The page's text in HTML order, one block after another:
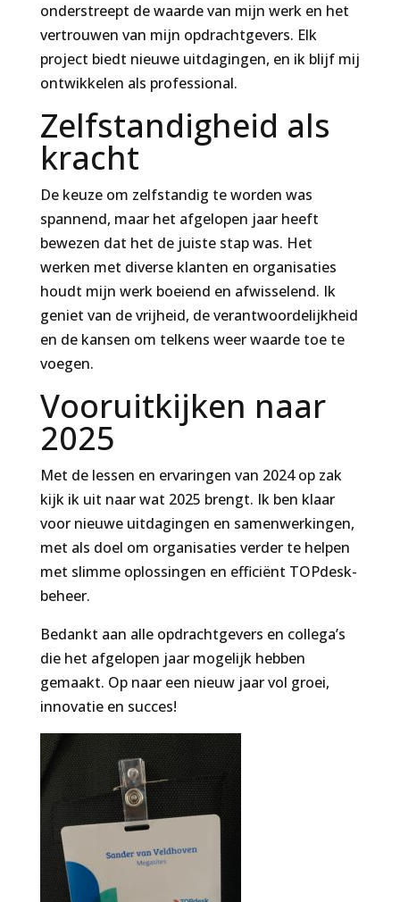
onderstreept de waarde van mijn werk en het
vertrouwen van mijn opdrachtgevers. Elk
project biedt nieuwe uitdagingen, en ik blijf mij
ontwikkelen als professional.
Zelfstandigheid als
kracht
De keuze om zelfstandig te worden was
spannend, maar het afgelopen jaar heeft
bewezen dat het de juiste stap was. Het
werken met diverse klanten en organisaties
houdt mijn werk boeiend en afwisselend. Ik
geniet van de vrijheid, de verantwoordelijkheid
en de kansen om telkens weer waarde toe te
voegen.
Vooruitkijken naar
2025
Met de lessen en ervaringen van 2024 op zak
kijk ik uit naar wat 2025 brengt. Ik ben klaar
voor nieuwe uitdagingen en samenwerkingen,
met als doel om organisaties verder te helpen
met slimme oplossingen en efficiënt TOPdesk-
beheer.
Bedankt aan alle opdrachtgevers en collega’s
die het afgelopen jaar mogelijk hebben
gemaakt. Op naar een nieuw jaar vol groei,
innovatie en succes!